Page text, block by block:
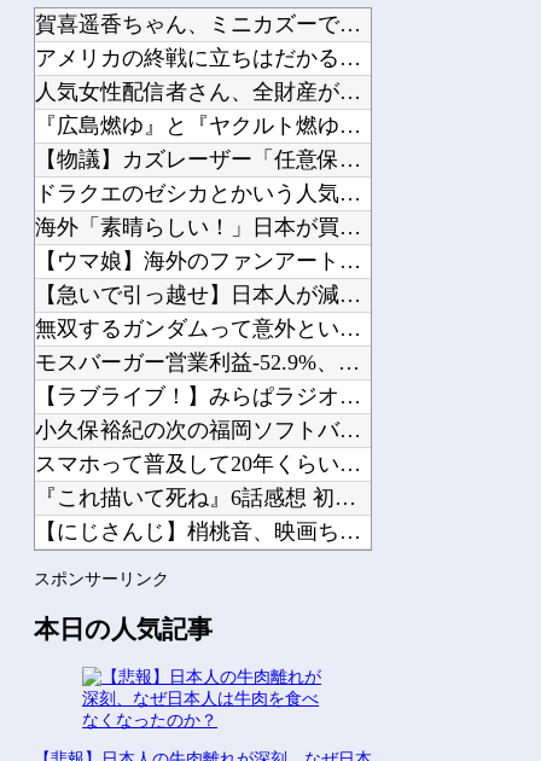
【悲報】 ニンダイさん、ピークが開幕大谷翔平のがっかりダイレクトだったと言われて...
【悲報】 ナイトレイン、利敵行為がブームになる
ガンプラの転売ってガンプラ組んでる奴が片手間にやってるわけじゃないんだな…
【学園アイドルマスター】 MiraiMira「花海咲季 雨上がりのアイリス 特訓...
【速報】 ホロライブのソシャゲ、課金圧がやばすぎて不評になるｗｗｗｗｗｗｗｗｗｗ
【スターウォーズ】 ライトセーバーって握りづらそうだよね…
Powered by livedoor 相互RSS
賀喜遥香ちゃん、ミニカズーで最駆けを演奏ｗ【乃木坂46】他
アメリカの終戦に立ちはだかる壁、イスラエルはトランプ和平案に...
人気女性配信者さん、全財産がバレる → 金額がヤバすぎるｗｗ...
『広島燃ゆ』と『ヤクルト燃ゆ』を比較←カープファンの反応「新...
【物議】カズレーザー「任意保険は強制にしろ」→なんG民「それ...
ドラクエのゼシカとかいう人気キャラｗｗｗｗ他
海外「素晴らしい！」日本が買収したUSスチール驚異の大復活に...
【ウマ娘】海外のファンアートからしか得られない栄養素がある。...
【急いで引っ越せ】日本人が減り｢外国人が増えた｣市区町村ラン...
無双するガンダムって意外といないよね他
モスバーガー営業利益-52.9%、マクドナルド営業利益+15...
【ラブライブ！】みらぱラジオ、ガチホモ他
小久保裕紀の次の福岡ソフトバンクホークスの監督ｗｗｗ他
スマホって普及して20年くらい経つのに「落とすだけで割れる」...
『これ描いて死ね』6話感想 初コミティア完売おめでとう！他
【にじさんじ】梢桃音、映画ちいかわ感想＆考察会＆平和的解決R...
Powered by livedoor 相互RSS
スポンサーリンク
本日の人気記事